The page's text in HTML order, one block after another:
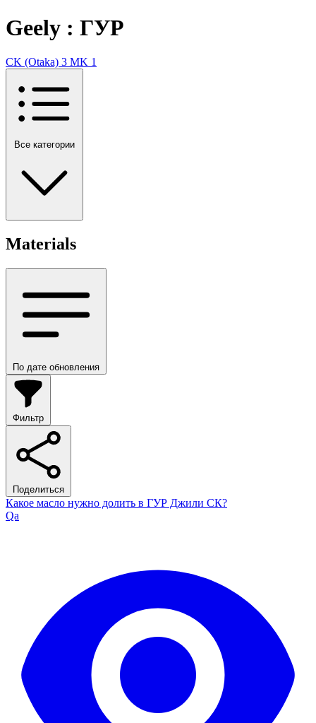
Geely : ГУР
CK (Otaka) 3 MK 1
Все категории
Materials
По дате обновления
Фильтр
Поделиться
Какое масло нужно долить в ГУР Джили СК?
Qa